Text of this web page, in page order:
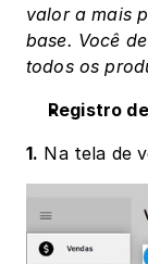
valor a mais
base. Você
todos os
Registro
1. Na tela de